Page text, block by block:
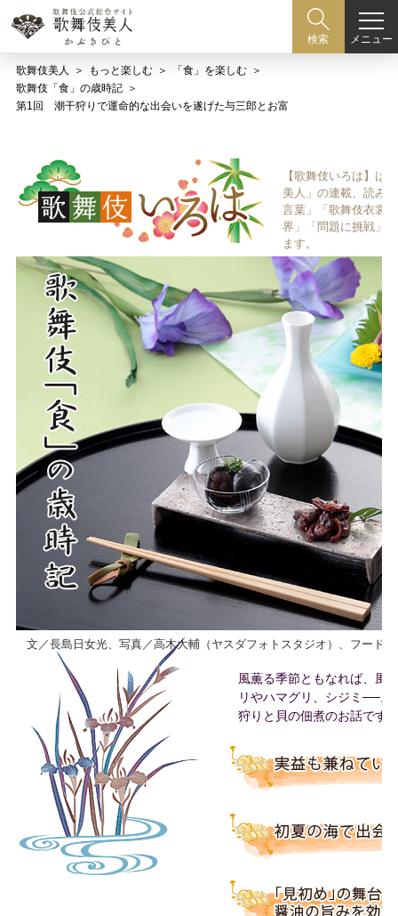
検索 メニュー
歌舞伎美人 もっと楽しむ
「食」を楽しむ
歌舞伎「食」の歳時記
第1回 潮干狩りで運命的な出会いを遂げた与三郎とお富
【歌舞伎いろは】は
美人」の連載、読み
言葉」「歌舞伎衣裳
界」「問題に挑戦」
ます。
文／長島日女光、写真／高木大輔（ヤスダフォトスタジオ）、フード
風薫る季節ともなれば、風
リやハマグリ、シジミ──。
狩りと貝の佃煮のお話です